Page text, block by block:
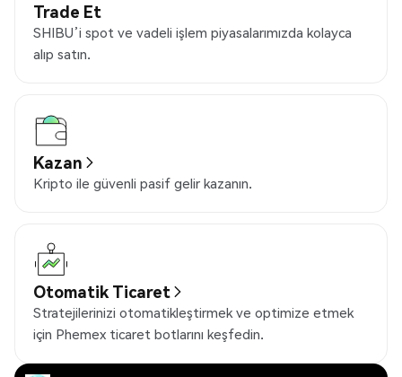
Trade Et
SHIBU’i spot ve vadeli işlem piyasalarımızda kolayca
alıp satın.
Kazan
Kripto ile güvenli pasif gelir kazanın.
Otomatik Ticaret
Stratejilerinizi otomatikleştirmek ve optimize etmek
için Phemex ticaret botlarını keşfedin.